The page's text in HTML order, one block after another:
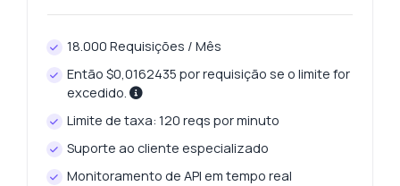
18.000 Requisições / Mês
Então $0,0162435 por requisição se o limite for
excedido.
Limite de taxa: 120 reqs por minuto
Suporte ao cliente especializado
Monitoramento de API em tempo real